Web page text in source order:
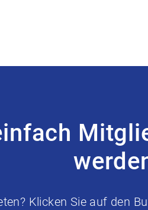
Klicken Sie auf den